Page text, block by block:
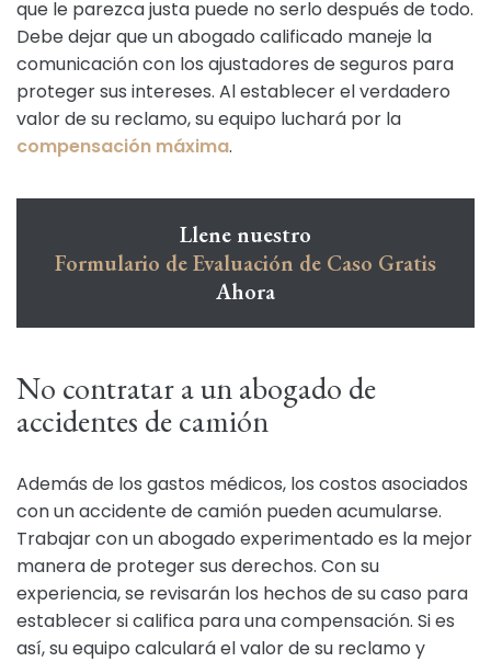
que le parezca justa puede no serlo después de todo.
Debe dejar que un abogado calificado maneje la
comunicación con los ajustadores de seguros para
proteger sus intereses. Al establecer el verdadero
valor de su reclamo, su equipo luchará por la
compensación máxima.
Llene nuestro
Formulario de Evaluación de Caso Gratis
Ahora
No contratar a un abogado de
accidentes de camión
Además de los gastos médicos, los costos asociados
con un accidente de camión pueden acumularse.
Trabajar con un abogado experimentado es la mejor
manera de proteger sus derechos. Con su
experiencia, se revisarán los hechos de su caso para
establecer si califica para una compensación. Si es
así, su equipo calculará el valor de su reclamo y